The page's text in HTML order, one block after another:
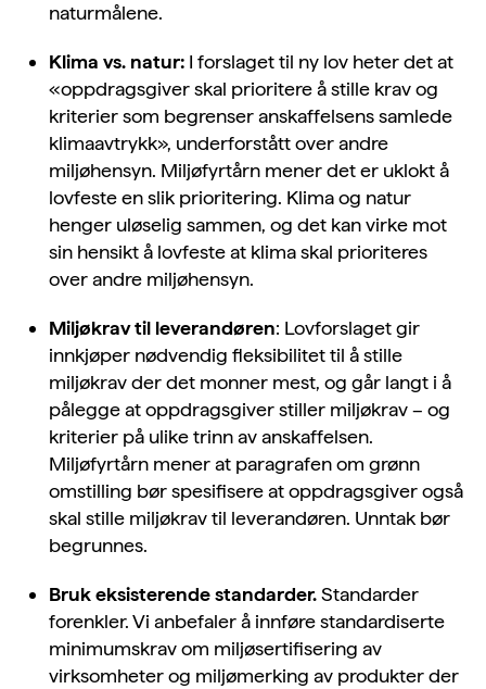
naturmålene.
Klima vs. natur: I forslaget til ny lov heter det at
«oppdragsgiver skal prioritere å stille krav og
kriterier som begrenser anskaffelsens samlede
klimaavtrykk», underforstått over andre
miljøhensyn. Miljøfyrtårn mener det er uklokt å
lovfeste en slik prioritering. Klima og natur
henger uløselig sammen, og det kan virke mot
sin hensikt å lovfeste at klima skal prioriteres
over andre miljøhensyn.
Miljøkrav til leverandøren: Lovforslaget gir
innkjøper nødvendig fleksibilitet til å stille
miljøkrav der det monner mest, og går langt i å
pålegge at oppdragsgiver stiller miljøkrav – og
kriterier på ulike trinn av anskaffelsen.
Miljøfyrtårn mener at paragrafen om grønn
omstilling bør spesifisere at oppdragsgiver også
skal stille miljøkrav til leverandøren. Unntak bør
begrunnes.
Bruk eksisterende standarder.Standarder
forenkler. Vi anbefaler å innføre standardiserte
minimumskrav om miljøsertifisering av
virksomheter og miljømerking av produkter der